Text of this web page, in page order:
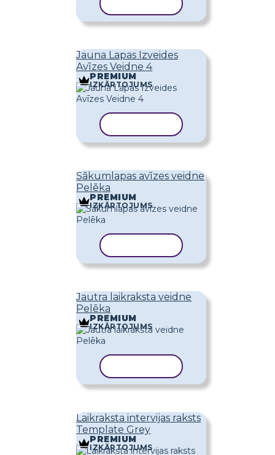
Jauna Lapas Izveides
Avīzes Veidne 4
PREMIUM
IZKĀRTOJUMS
Sākumlapas avīzes veidne
Pelēka
PREMIUM
IZKĀRTOJUMS
Jautra laikraksta veidne
Pelēka
PREMIUM
IZKĀRTOJUMS
Laikraksta intervijas raksts
Template Grey
PREMIUM
IZKĀRTOJUMS